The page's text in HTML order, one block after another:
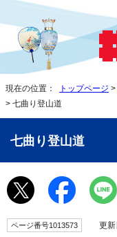
現在の位置： トップページ >
> 七曲り登山道
七曲り登山道
ページ番号1013573 更新